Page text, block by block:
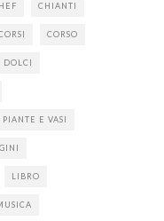
CHIANTI
CORSO
DOLCI
E VASI
LIBRO